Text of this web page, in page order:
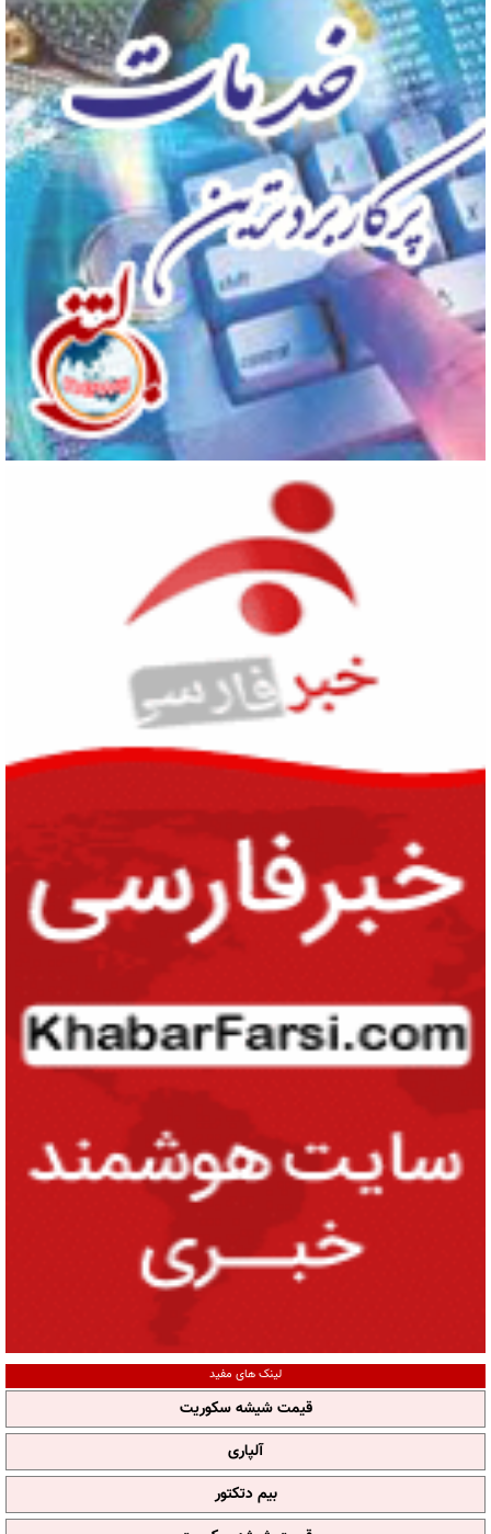
لینک های مفید
قیمت شیشه سکوریت
آلپاری
بیم دتکتور